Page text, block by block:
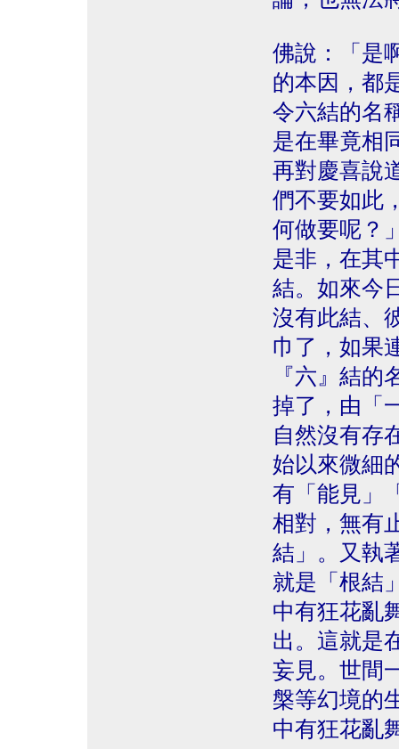
佛說：「是
的本因，都
令六結的名
是在畢竟相
再對慶喜說
們不要如此
何做要呢？
是非，在其
結。如來今
沒有此結、
巾了，如果
『六』結
掉了，由「
自然沒有存
始以來微細
有「能見」
相對，無有
結」。又執
就是「根結
中有狂花亂
出。這就是
妄見。世間
槃等幻境的
中有狂花亂